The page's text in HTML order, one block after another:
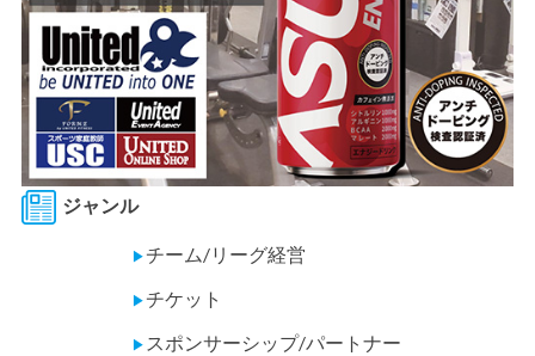
ジャンル
▶チーム/リーグ経営
▶チケット
▶ スポンサーシップ/パートナー